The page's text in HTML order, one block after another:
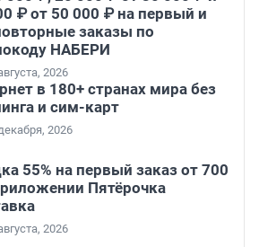
₽ от 50 000 ₽ на первый и
заказы по
НАБЕРИ
2026
в 180+ странах мира без
и сим-карт
2026
55% на первый заказ от 700
Пятёрочка
2026